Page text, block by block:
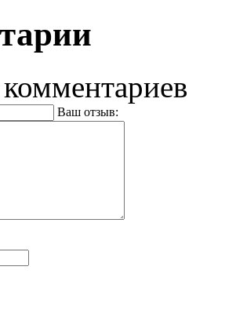
Ваш отзыв: